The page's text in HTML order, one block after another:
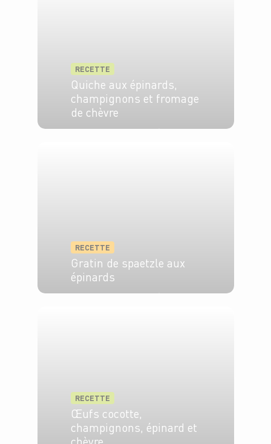
RECETTE
Quiche aux épinards,
champignons et fromage
de chèvre
RECETTE
Gratin de spaetzle aux
épinards
RECETTE
Œufs cocotte,
champignons, épinard et